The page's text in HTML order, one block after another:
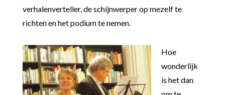
verhalenverteller, de schijnwerper op mezelf te
richten en het podium te nemen.
Hoe
wonderlijk
is het dan